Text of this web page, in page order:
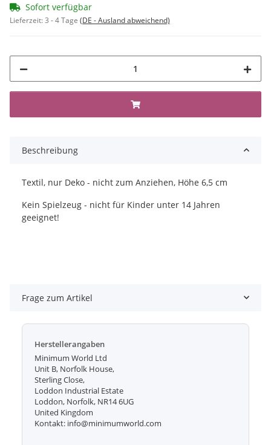
Sofort verfügbar
Lieferzeit:3 - 4 Tage (DE - Ausland abweichend)
Beschreibung
Textil, nur Deko - nicht zum Anziehen, Höhe 6,5 cm
Kein Spielzeug - nicht für Kinder unter 14 Jahren
geeignet!
Frage zum Artikel
Herstellerangaben
Minimum World Ltd
Unit B, Norfolk House,
Sterling Close,
Loddon Industrial Estate
Loddon, Norfolk, NR14 6UG
United Kingdom
Kontakt: info@minimumworld.com